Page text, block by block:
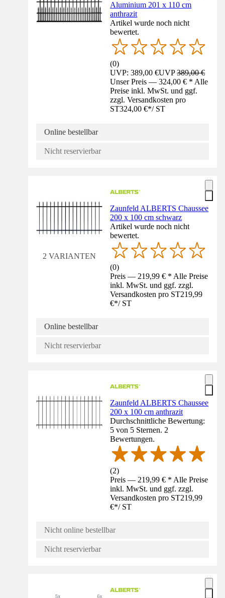
Aluminium 201 x 110 cm
anthrazit
Artikel wurde noch nicht
bewertet.
(0)
UVP: 389,00 €UVP389,00 €
Unser Preis — 324,00 € * Alle
Preise inkl. MwSt. und ggf.
zzgl. Versandkosten pro
ST324,00 €*/ ST
Online bestellbar
Nicht reservierbar
2 VARIANTEN
Zaunfeld ALBERTS Chaussee
200 x 100 cm schwarz
Artikel wurde noch nicht
bewertet.
(0)
Preis — 219,99 € * Alle Preise
inkl. MwSt. und ggf. zzgl.
Versandkosten pro ST219,99
€*/ ST
Online bestellbar
Nicht reservierbar
Zaunfeld ALBERTS Chaussee
200 x 100 cm anthrazit
Durchschnittliche Bewertung:
5 von 5 Sternen. 2
Bewertungen.
(2)
Preis — 219,99 € * Alle Preise
inkl. MwSt. und ggf. zzgl.
Versandkosten pro ST219,99
€*/ ST
Nicht online bestellbar
Nicht reservierbar